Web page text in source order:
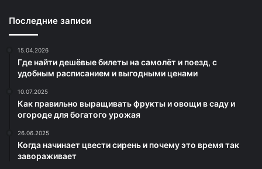
Последние записи
15.04.2026
Где найти дешёвые билеты на самолёт и поезд, с
удобным расписанием и выгодными ценами
10.07.2025
Как правильно выращивать фрукты и овощи в саду и
огороде для богатого урожая
26.06.2025
Когда начинает цвести сирень и почему это время так
завораживает